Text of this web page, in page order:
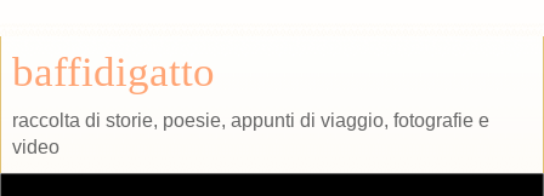
baffidigatto
raccolta di storie, poesie, appunti di viaggio, fotografie e
video